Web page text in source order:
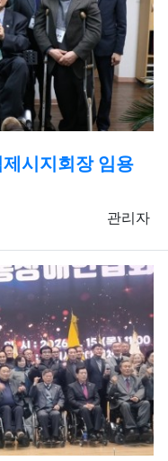
시지회장 임용
등록자
관리자